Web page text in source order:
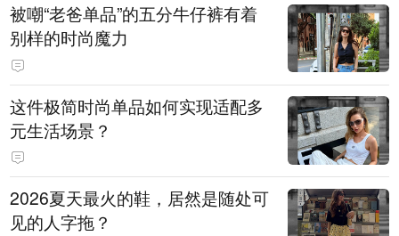
被嘲“老爸单品”的五分牛仔裤有着
别样的时尚魔力
这件极简时尚单品如何实现适配多
元生活场景？
2026夏天最火的鞋，居然是随处可
见的人字拖？